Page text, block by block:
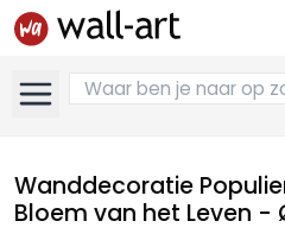
Wanddecoratie
Bloem van het Leven -